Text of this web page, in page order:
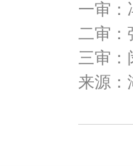
一审：
二审：
三审：
来源：